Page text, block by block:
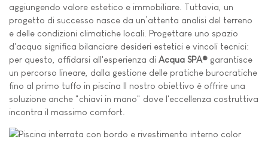
aggiungendo valore estetico e immobiliare. Tuttavia, un
progetto di successo nasce da un’attenta analisi del terreno
e delle condizioni climatiche locali. Progettare uno spazio
d'acqua significa bilanciare desideri estetici e vincoli tecnici:
per questo, affidarsi all'esperienza di Acqua SPA® garantisce
un percorso lineare, dalla gestione delle pratiche burocratiche
fino al primo tuffo in piscina Il nostro obiettivo è offrire una
soluzione anche "chiavi in mano" dove l'eccellenza costruttiva
incontra il massimo comfort.